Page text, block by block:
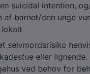
suicidal intention,
af barnet/den unge
selvmordsrisiko
eller
ved behov for